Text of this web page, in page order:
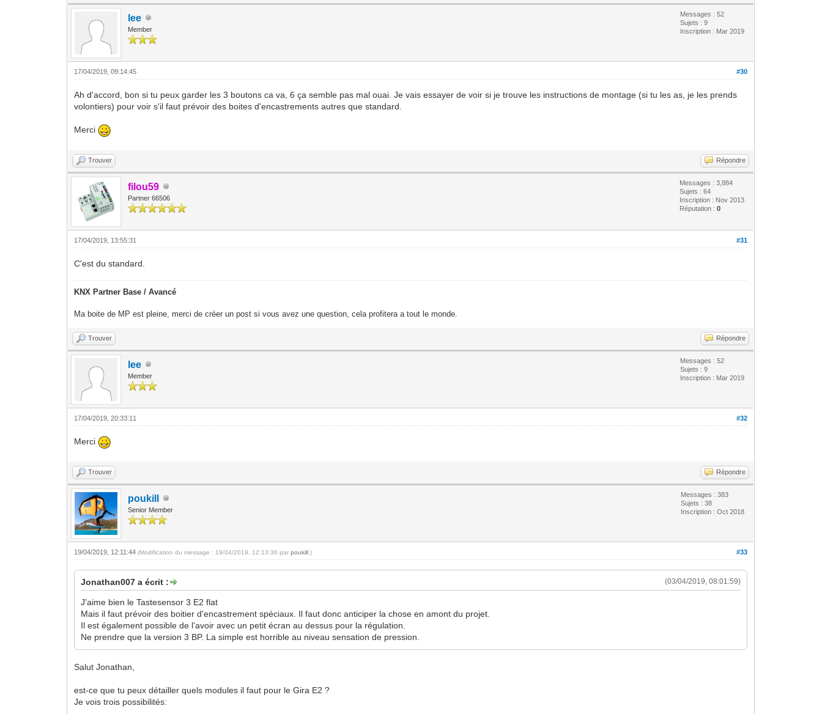
lee
Member
Messages : 52
Sujets : 9
Inscription : Mar 2019
#30
17/04/2019, 09:14:45
Ah d'accord, bon si tu peux garder les 3 boutons ca va, 6 ça semble pas mal ouai. Je vais essayer de voir si je trouve les instructions de montage (si tu les as, je les prends
volontiers) pour voir s'il faut prévoir des boites d'encastrements autres que standard.
Merci
Trouver Répondre
filou59
Partner 66506
Messages : 3,884
Sujets : 64
Inscription : Nov 2013
Réputation :0
#31
17/04/2019, 13:55:31
C'est du standard.
KNX Partner Base / Avancé
Ma boite de MP est pleine, merci de créer un post si vous avez une question, cela profitera a tout le monde.
Trouver Répondre
lee
Member
Messages : 52
Sujets : 9
Inscription : Mar 2019
#32
17/04/2019, 20:33:11
Merci
Trouver Répondre
poukill
Senior Member
Messages : 383
Sujets : 38
Inscription : Oct 2018
#33
19/04/2019, 12:11:44(Modification du message : 19/04/2019, 12:13:36 parpoukill .)
(03/04/2019, 08:01:59)
Jonathan007 a écrit :
J'aime bien le Tastesensor 3 E2 flat
Mais il faut prévoir des boitier d'encastrement spéciaux. Il faut donc anticiper la chose en amont du projet.
Il est également possible de l'avoir avec un petit écran au dessus pour la régulation.
Ne prendre que la version 3 BP. La simple est horrible au niveau sensation de pression.
Salut Jonathan,
est-ce que tu peux détailler quels modules il faut pour le Gira E2 ?
Je vois trois possibilités: